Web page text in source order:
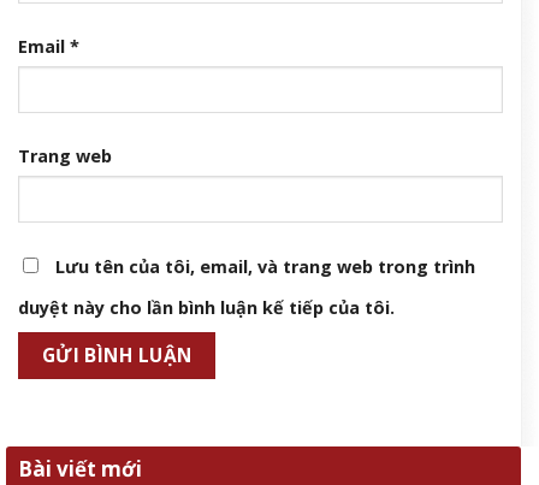
Email *
Trang web
Lưu tên của tôi, email, và trang web trong trình
duyệt này cho lần bình luận kế tiếp của tôi.
Bài viết mới